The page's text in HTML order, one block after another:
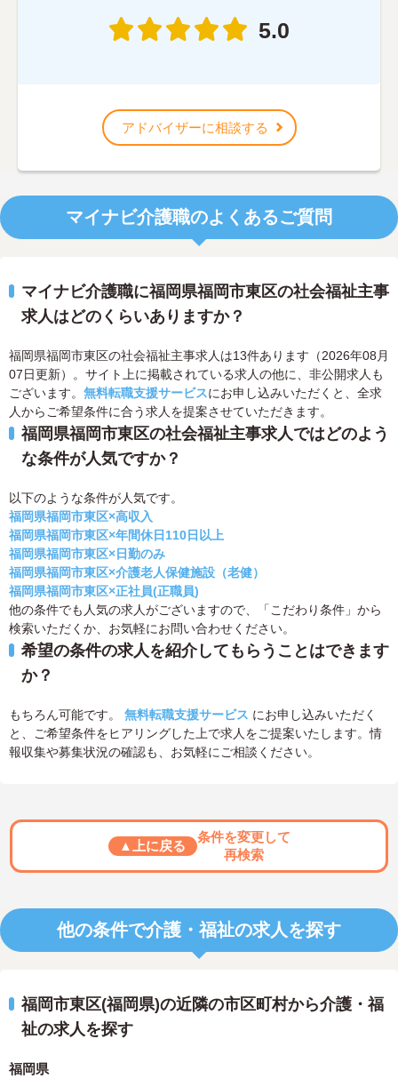
5.0
アドバイザーに相談する
マイナビ介護職のよくあるご質問
マイナビ介護職に福岡県福岡市東区の社会福祉主事
求人はどのくらいありますか？
福岡県福岡市東区の社会福祉主事求人は13件あります（2026年08月
07日更新）。サイト上に掲載されている求人の他に、非公開求人も
ございます。 無料転職支援サービスにお申し込みいただくと、全求
人からご希望条件に合う求人を提案させていただきます。
福岡県福岡市東区の社会福祉主事求人ではどのよう
な条件が人気ですか？
以下のような条件が人気です。
福岡県福岡市東区×高収入
福岡県福岡市東区×年間休日110日以上
福岡県福岡市東区×日勤のみ
福岡県福岡市東区×介護老人保健施設（老健）
福岡県福岡市東区×正社員(正職員)
他の条件でも人気の求人がございますので、「こだわり条件」から
検索いただくか、お気軽にお問い合わせください。
希望の条件の求人を紹介してもらうことはできます
か？
もちろん可能です。 無料転職支援サービス にお申し込みいただく
と、ご希望条件をヒアリングした上で求人をご提案いたします。情
報収集や募集状況の確認も、お気軽にご相談ください。
▲上に戻る
条件を変更して
再検索
他の条件で介護・福祉の求人を探す
福岡市東区(福岡県)の近隣の市区町村から介護・福
祉の求人を探す
福岡県